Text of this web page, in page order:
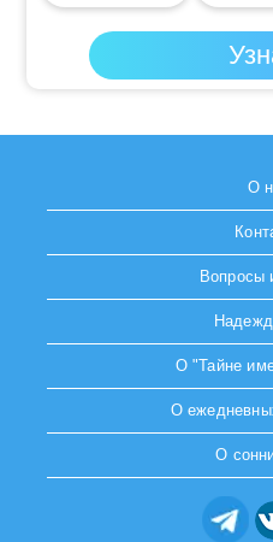
О
Вопросы
О "Тайне
О
О